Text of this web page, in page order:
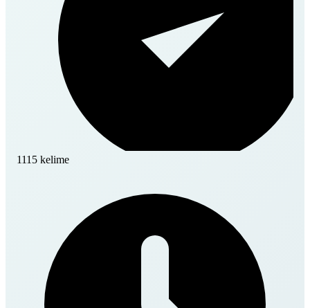
1115 kelime